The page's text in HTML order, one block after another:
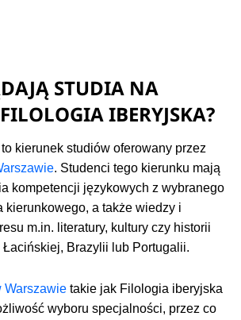
STUDIA NA
IBERYJSKA?
kierunek studiów oferowany przez
. Studenci tego kierunku mają
kompetencji językowych z wybranego
kierunkowego, a także wiedzy i
m.in. literatury, kultury czy historii
Łacińskiej, Brazylii lub Portugalii.
Warszawie takie jak Filologia iberyjska
wyboru specjalności, przez co